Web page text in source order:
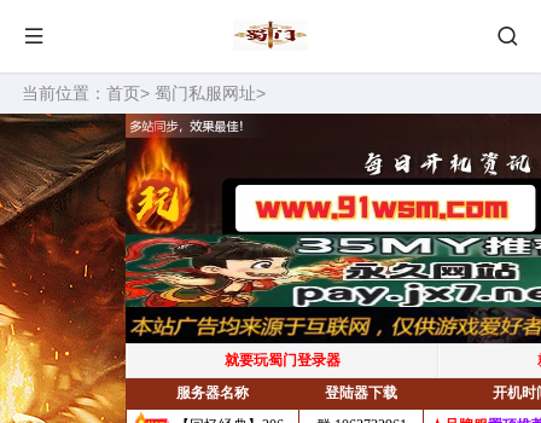
当前位置： 首页> 蜀门私服网址>